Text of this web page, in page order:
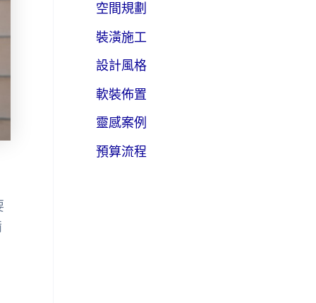
空間規劃
裝潢施工
設計風格
軟裝佈置
靈感案例
預算流程